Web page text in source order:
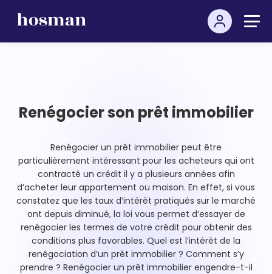
Renégocier son prêt immobilier
Renégocier un prêt immobilier peut être
particulièrement intéressant pour les acheteurs qui ont
contracté un crédit il y a plusieurs années afin
d’acheter leur appartement ou maison. En effet, si vous
constatez que les taux d’intérêt pratiqués sur le marché
ont depuis diminué, la loi vous permet d’essayer de
renégocier les termes de votre crédit pour obtenir des
conditions plus favorables. Quel est l’intérêt de la
renégociation d’un prêt immobilier ? Comment s’y
prendre ? Renégocier un prêt immobilier engendre-t-il